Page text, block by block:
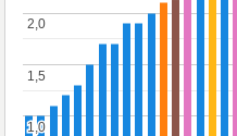
1,0
1,0
1,5
1,5
2,0
2,0